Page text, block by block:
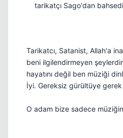
tarikatçı Sago'dan
Tarikatcı, Satanist, Allah'a
beni ilgilendirmeyen
hayatını değil ben müziği
İyi. Gereksiz gürültüye
O adam bize sadece